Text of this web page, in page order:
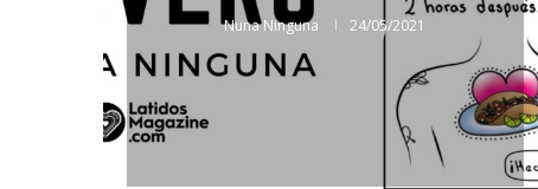
Nuna Ninguna 24/05/2021